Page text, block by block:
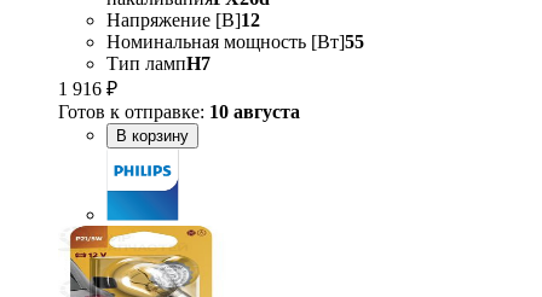
Напряжение [В]12
Номинальная мощность [Вт]55
Тип лампH7
1 916 ₽
Готов к отправке: 10 августа
В корзину